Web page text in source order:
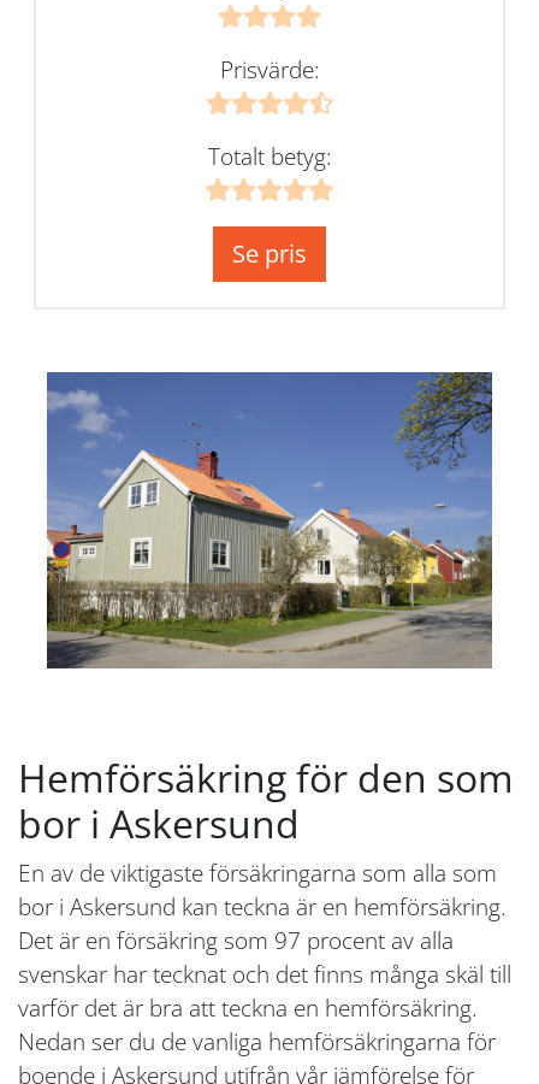
Prisvärde:
Totalt betyg:
Se pris
Hemförsäkring för den som
bor i Askersund
En av de viktigaste försäkringarna som alla som
bor i Askersund kan teckna är en hemförsäkring.
Det är en försäkring som 97 procent av alla
svenskar har tecknat och det finns många skäl till
varför det är bra att teckna en hemförsäkring.
Nedan ser du de vanliga hemförsäkringarna för
boende i Askersund utifrån vår jämförelse för